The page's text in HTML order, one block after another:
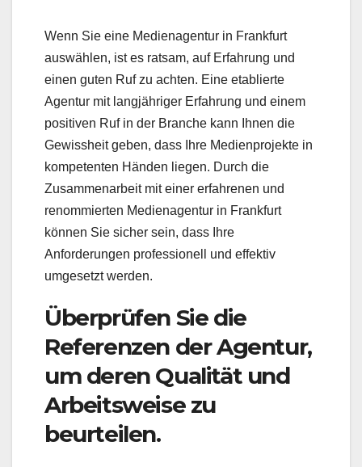
Wenn Sie eine Medienagentur in Frankfurt
auswählen, ist es ratsam, auf Erfahrung und
einen guten Ruf zu achten. Eine etablierte
Agentur mit langjähriger Erfahrung und einem
positiven Ruf in der Branche kann Ihnen die
Gewissheit geben, dass Ihre Medienprojekte in
kompetenten Händen liegen. Durch die
Zusammenarbeit mit einer erfahrenen und
renommierten Medienagentur in Frankfurt
können Sie sicher sein, dass Ihre
Anforderungen professionell und effektiv
umgesetzt werden.
Überprüfen Sie die
Referenzen der Agentur,
um deren Qualität und
Arbeitsweise zu
beurteilen.